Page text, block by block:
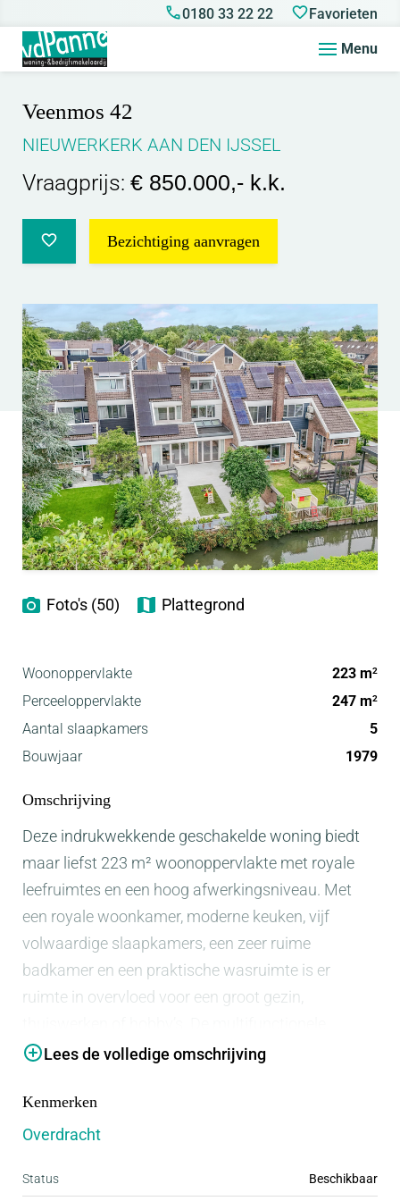
0180 33 22 22 Favorieten
Menu
Veenmos 42
NIEUWERKERK AAN DEN IJSSEL
Vraagprijs: € 850.000,- k.k.
Bezichtiging aanvragen
Foto's (50) Plattegrond
Woonoppervlakte 223 m2
Perceeloppervlakte 247 m2
Aantal slaapkamers
5
Bouwjaar
1979
Omschrijving
Deze indrukwekkende geschakelde woning biedt
maar liefst 223 m² woonoppervlakte met royale
leefruimtes en een hoog afwerkingsniveau. Met
een royale woonkamer, moderne keuken, vijf
volwaardige slaapkamers, een zeer ruime
badkamer en een praktische wasruimte is er
ruimte in overvloed voor een groot gezin,
volledig gestucte garage met vloerverwarming is
fitnessruimte of extra leefruimte. Daarnaast
beschikt de woning over drie parkeerplaatsen op
deze woning uitstekend. Met energielabel A,
Lees de volledige omschrijving
Kenmerken
Overdracht
Status Beschikbaar